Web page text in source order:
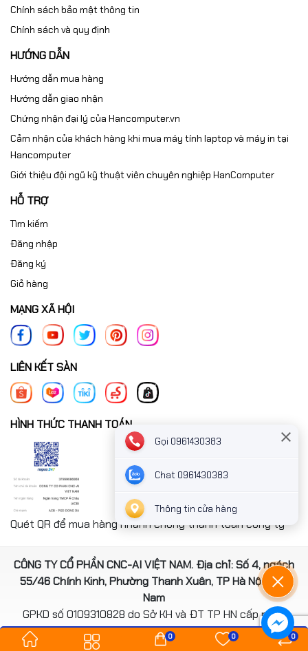
Chính sách bảo mật thông tin
Chính sách và quy định
HƯỚNG DẪN
Hướng dẫn mua hàng
Hướng dẫn giao nhận
Chứng nhận đại lý của Hancomputer.vn
Cảm nhận của khách hàng khi mua máy tính laptop và máy in tại
Hancomputer
Giới thiệu đội ngũ kỹ thuật viên chuyên nghiệp HanComputer
HỖ TRỢ
Tìm kiếm
Đăng nhập
Đăng ký
Giỏ hàng
MẠNG XÃ HỘI
LIÊN KẾT SÀN
HÌNH THỨC THANH TOÁN
Quét QR để mua hàng nhanh chóng thanh toán công ty
CÔNG TY CỔ PHẦN CNC-AI VIỆT NAM. Địa chỉ: Số 4, ngách
55/46 Chính Kinh, Phường Thanh Xuân, TP Hà Nội, Việt
Nam
GPKD số 0109310828 do Sở KH và ĐT TP HN cấp ngày
14/08/2020
*** Website đã đươc cấp phép của Bộ Công Thương
0 0 0
Gọi 0961430383
Chat 0961430383
Thông tin cửa hàng